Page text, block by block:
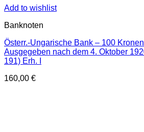
Add to wishlist
Banknoten
Österr.-Ungarische Bank – 100
Ausgegeben nach dem 4. Oktober
191) Erh. I
160,00 €